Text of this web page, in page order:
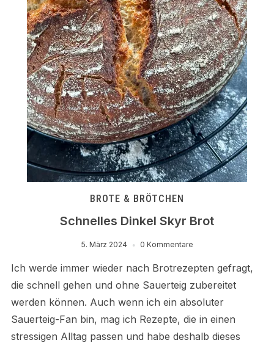
BROTE & BRÖTCHEN
Schnelles Dinkel Skyr Brot
5. März 2024 0 Kommentare
Ich werde immer wieder nach Brotrezepten gefragt,
die schnell gehen und ohne Sauerteig zubereitet
werden können. Auch wenn ich ein absoluter
Sauerteig-Fan bin, mag ich Rezepte, die in einen
stressigen Alltag passen und habe deshalb dieses